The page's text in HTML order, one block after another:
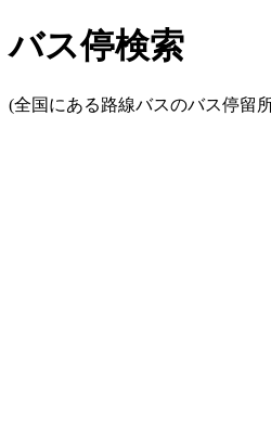
バス停検索
(全国にある路線バスのバス停留